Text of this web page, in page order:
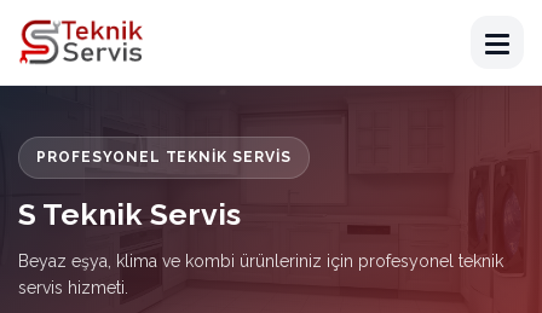
PROFESYONEL TEKNIK SERVIS
S Teknik Servis
Beyaz eşya, klima ve kombi ürünleriniz için profesyonel teknik
servis hizmeti.